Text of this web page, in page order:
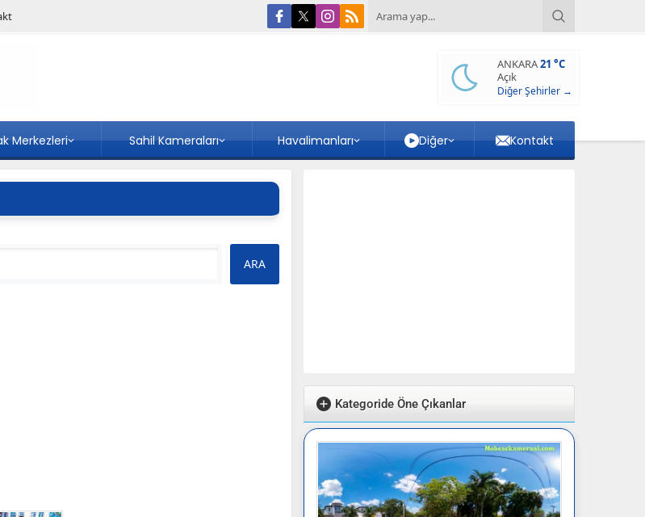
ANKARA21 °C
Açık
Diğer Şehirler →
Merkezleri Sahil Kameraları Havalimanları Diğer Kontakt
Kategoride Öne Çıkanlar